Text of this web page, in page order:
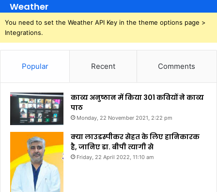
Weather
You need to set the Weather API Key in the theme options page >
Integrations.
Popular Recent Comments
काव्य अनुष्ठान में किया 301 कवियों ने काव्य
पाठ
Monday, 22 November 2021, 2:22 pm
क्या लाउडस्पीकर सेहत के लिए हानिकारक
है, जानिए डा. बीपी त्यागी से
Friday, 22 April 2022, 11:10 am